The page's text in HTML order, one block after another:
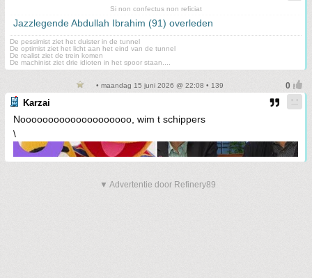
Si non confectus non reficiat
Jazzlegende Abdullah Ibrahim (91) overleden
De pessimist ziet het duister in de tunnel
De optimist ziet het licht aan het eind van de tunnel
De realist ziet de trein komen
De machinist ziet drie idioten in het spoor staan....
• maandag 15 juni 2026 @ 22:08 • 139
Karzai
Noooooooooooooooooooo, wim t schippers
\
▼ Advertentie door Refinery89